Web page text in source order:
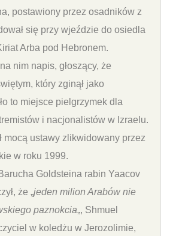
postawiony przez osadników z
się przy wjeździe do osiedla
Arba pod Hebronem.
nim napis, głoszący, że
który zginął jako
to miejsce pielgrzymek dla
i nacjonalistów w Izraelu.
mocą ustawy zlikwidowany przez
w roku 1999.
Goldsteina rabin Yaacov
że „jeden milion Arabów nie
paznokcia„, Shmuel
w koledżu w Jerozolimie,